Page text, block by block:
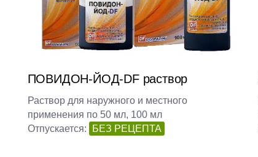
ПОВИДОН-ЙОД-DF раствор
Раствор для наружного и местного
применения по 50 мл, 100 мл
Отпускается:
БЕЗ РЕЦЕПТА